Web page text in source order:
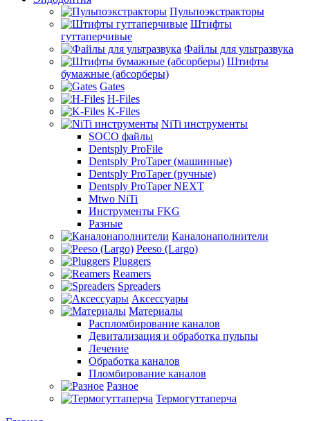
Пульпоэкстракторы
Штифты
гуттаперчивые
Файлы для ультразвука
Штифты
бумажные (абсорберы)
Gates
H-Files
K-Files
NiTi инструменты
SOCO файлы
Dentsply ProFile
Dentsply ProTaper (машинные)
Dentsply ProTaper (ручные)
Dentsply ProTaper NEXT
Mtwo NiTi
Инструменты FKG
Разные
Каналонаполнители
Peeso (Largo)
Pluggers
Reamers
Spreaders
Аксессуары
Материалы
Распломбирование каналов
Девитализация и обработка пульпы
Лечение
Обработка каналов
Пломбирование каналов
Разное
Термогуттаперча